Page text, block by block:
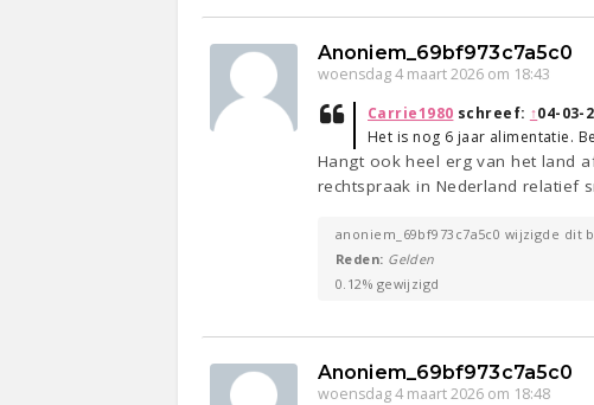
Anoniem_69bf973c7a5c0
woensdag 4 maart 2026 om 18:43
Carrie1980 schreef: ↑04-03-
Het is nog 6 jaar alimentatie.
Hangt ook heel erg van het land
rechtspraak in Nederland relatief
anoniem_69bf973c7a5c0 wijzigde dit
Reden: Gelden
0.12% gewijzigd
Anoniem_69bf973c7a5c0
woensdag 4 maart 2026 om 18:48